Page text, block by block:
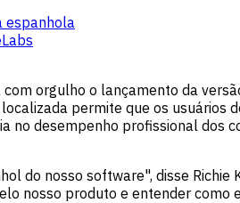
espanhola
orgulho o lançamento da
permite que os
no desempenho profissional dos
do nosso software", disse
nosso produto e entender